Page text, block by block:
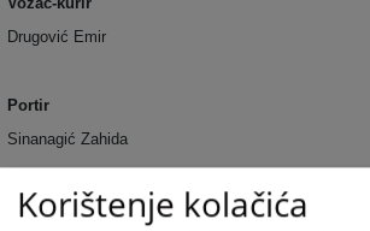
Drugović Emir
Portir
Sinanagić Zahida
Spremačice radnog prostora
Korištenje kolačića